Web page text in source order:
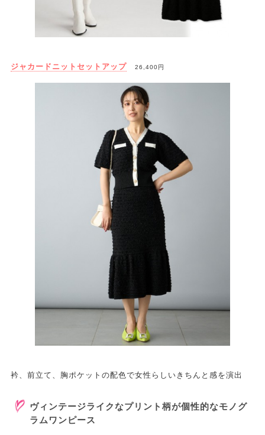
ジャカードニットセットアップ 26,400円
衿、前立て、胸ポケットの配色で女性らしいきちんと感を演出
ヴィンテージライクなプリント柄が個性的なモノグ
ラムワンピース